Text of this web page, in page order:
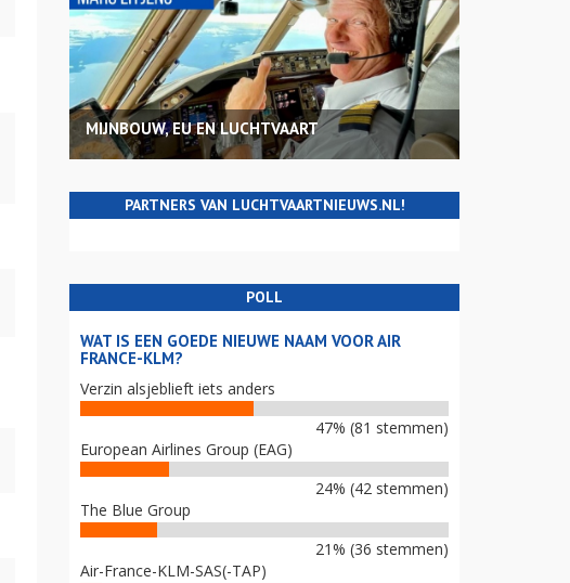
MIJNBOUW, EU EN LUCHTVAART
PARTNERS VAN LUCHTVAARTNIEUWS.NL!
POLL
WAT IS EEN GOEDE NIEUWE NAAM VOOR AIR
FRANCE-KLM?
Verzin alsjeblieft iets anders
47% (81 stemmen)
European Airlines Group (EAG)
24% (42 stemmen)
The Blue Group
21% (36 stemmen)
Air-France-KLM-SAS(-TAP)